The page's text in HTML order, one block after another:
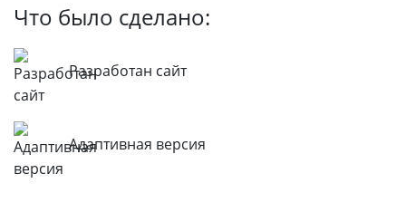
Что было сделано:
Разработан сайт
Адаптивная версия